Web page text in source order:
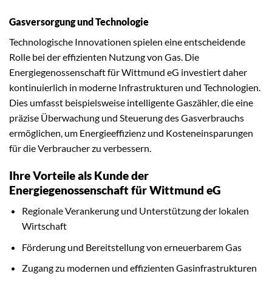
Gasversorgung und Technologie
Technologische Innovationen spielen eine entscheidende
Rolle bei der effizienten Nutzung von Gas. Die
Energiegenossenschaft für Wittmund eG investiert daher
kontinuierlich in moderne Infrastrukturen und Technologien.
Dies umfasst beispielsweise intelligente Gaszähler, die eine
präzise Überwachung und Steuerung des Gasverbrauchs
ermöglichen, um Energieeffizienz und Kosteneinsparungen
für die Verbraucher zu verbessern.
Ihre Vorteile als Kunde der
Energiegenossenschaft für Wittmund eG
Regionale Verankerung und Unterstützung der lokalen
Wirtschaft
Förderung und Bereitstellung von erneuerbarem Gas
Zugang zu modernen und effizienten Gasinfrastrukturen